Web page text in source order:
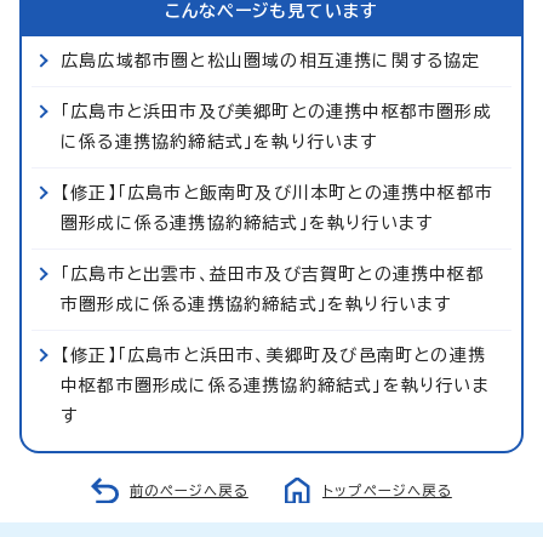
こんなページも見ています
広島広域都市圏と松山圏域の相互連携に関する協定
「広島市と浜田市及び美郷町との連携中枢都市圏形成
に係る連携協約締結式」を執り行います
【修正】「広島市と飯南町及び川本町との連携中枢都市
圏形成に係る連携協約締結式」を執り行います
「広島市と出雲市、益田市及び吉賀町との連携中枢都
市圏形成に係る連携協約締結式」を執り行います
【修正】「広島市と浜田市、美郷町及び邑南町との連携
中枢都市圏形成に係る連携協約締結式」を執り行いま
す
前のページへ戻る トップページへ戻る